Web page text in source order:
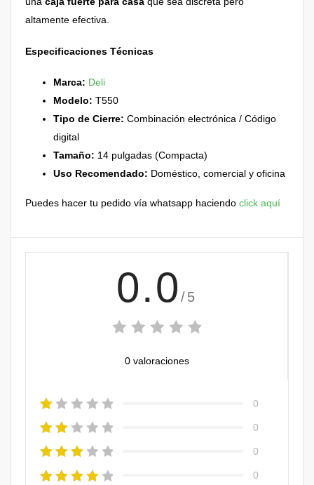
altamente efectiva.
Especificaciones Técnicas
Marca: Deli
Modelo: T550
Tipo de Cierre: Combinación electrónica / Código
digital
Tamaño: 14 pulgadas (Compacta)
Uso Recomendado: Doméstico, comercial y oficina
Puedes hacer tu pedido vía whatsapp haciendo click aquí
0.0 /5
0 valoraciones
0
0
0
0